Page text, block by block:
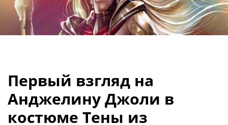
Первый взгляд на
Анджелину Джоли в
костюме Тены из